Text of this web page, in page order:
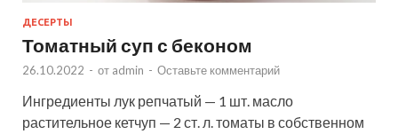
ДЕСЕРТЫ
Томатный суп с беконом
26.10.2022 - от admin - Оставьте комментарий
Ингредиенты лук репчатый — 1 шт. масло
растительное кетчуп — 2 ст. л. томаты в собственном